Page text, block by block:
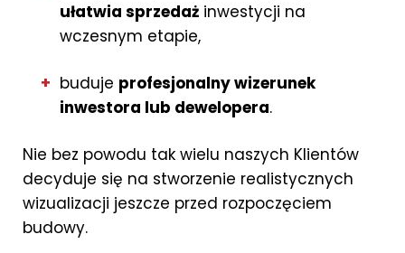
ułatwia sprzedaż inwestycji na
wczesnym etapie,
buduje profesjonalny wizerunek
inwestora lub dewelopera.
Nie bez powodu tak wielu naszych Klientów
decyduje się na stworzenie realistycznych
wizualizacji jeszcze przed rozpoczęciem
budowy.